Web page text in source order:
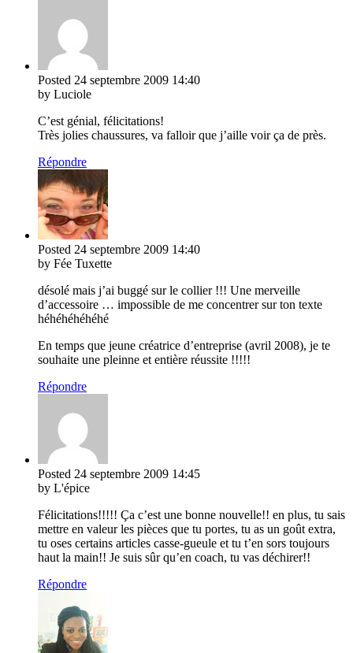
Posted 24 septembre 2009 14:40
by Luciole
C’est génial, félicitations!
Très jolies chaussures, va falloir que j’aille voir ça de près.
Répondre
Posted 24 septembre 2009 14:40
by Fée Tuxette
désolé mais j’ai buggé sur le collier !!! Une merveille
d’accessoire … impossible de me concentrer sur ton texte
héhéhéhéhéhé
En temps que jeune créatrice d’entreprise (avril 2008), je te
souhaite une pleinne et entière réussite !!!!!
Répondre
Posted 24 septembre 2009 14:45
by L'épice
Félicitations!!!!! Ça c’est une bonne nouvelle!! en plus, tu sais
mettre en valeur les pièces que tu portes, tu as un goût extra,
tu oses certains articles casse-gueule et tu t’en sors toujours
haut la main!! Je suis sûr qu’en coach, tu vas déchirer!!
Répondre